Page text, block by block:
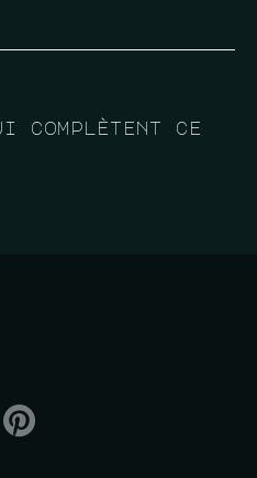
complètent ce